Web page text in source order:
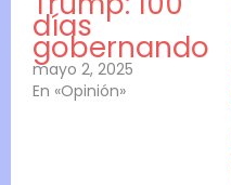
días
gobernando
mayo 2, 2025
En «Opinión»